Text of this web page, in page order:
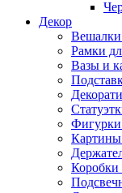
Декор
Рамки
Вазы и
Фигурки
Коробки